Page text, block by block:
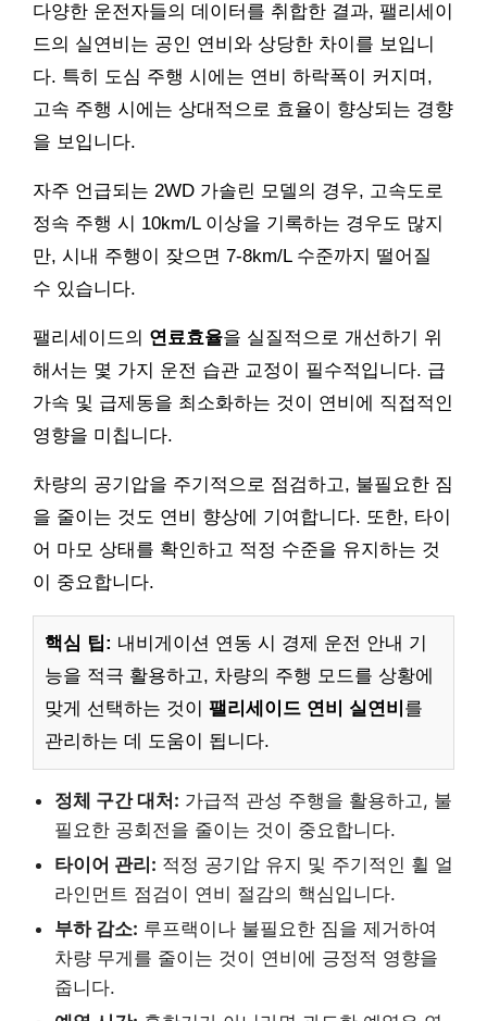
다양한 운전자들의 데이터를 취합한 결과, 팰리세이
드의 실연비는 공인 연비와 상당한 차이를 보입니
다. 특히 도심 주행 시에는 연비 하락폭이 커지며,
고속 주행 시에는 상대적으로 효율이 향상되는 경향
을 보입니다.
자주 언급되는 2WD 가솔린 모델의 경우, 고속도로
정속 주행 시 10km/L 이상을 기록하는 경우도 많지
만, 시내 주행이 잦으면 7-8km/L 수준까지 떨어질
수 있습니다.
팰리세이드의 연료효율을 실질적으로 개선하기 위
해서는 몇 가지 운전 습관 교정이 필수적입니다. 급
가속 및 급제동을 최소화하는 것이 연비에 직접적인
영향을 미칩니다.
차량의 공기압을 주기적으로 점검하고, 불필요한 짐
을 줄이는 것도 연비 향상에 기여합니다. 또한, 타이
어 마모 상태를 확인하고 적정 수준을 유지하는 것
이 중요합니다.
핵심 팁: 내비게이션 연동 시 경제 운전 안내 기
능을 적극 활용하고, 차량의 주행 모드를 상황에
맞게 선택하는 것이 팰리세이드 연비 실연비 를
관리하는 데 도움이 됩니다.
정체 구간 대처: 가급적 관성 주행을 활용하고, 불
필요한 공회전을 줄이는 것이 중요합니다.
타이어 관리: 적정 공기압 유지 및 주기적인 휠 얼
라인먼트 점검이 연비 절감의 핵심입니다.
부하 감소: 루프랙이나 불필요한 짐을 제거하여
차량 무게를 줄이는 것이 연비에 긍정적 영향을
줍니다.